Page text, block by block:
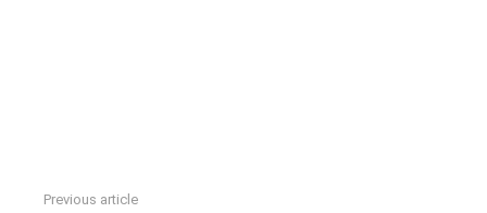
Previous article